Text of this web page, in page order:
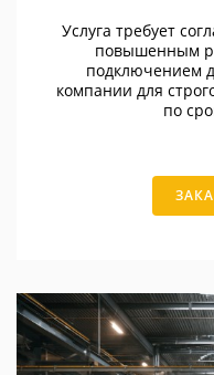
Услуга требует
повышенным
подключением
компании для
по